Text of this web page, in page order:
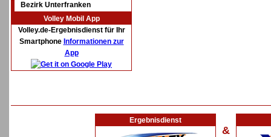
Bezirk Unterfranken
Volley Mobil App
Volley.de-Ergebnisdienst für Ihr
Smartphone Informationen zur
App
Ergebnisdienst
&